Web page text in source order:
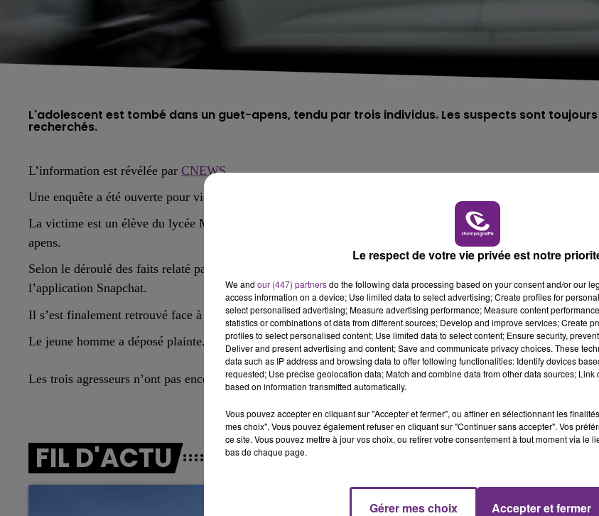
5h00 - 6h00
LE BEST OF DE LA FAMILLE
CHAMPAGNE FM
6h00 - 10h00
LA FAMILLE
L'adolescent est tombé dans un guet-apens, tendu par trois individus. Les suspects sont toujours
recherchés.
L’information est révélée par CNEWS.
Une enquête a été ouverte pour violences sur mineur en raison de son orientation sexuelle.
La victime est un élève du lycée Marc-Chagall de Reims, qui aurait subi une agression homophobe lors d’un
apens.
Selon le déroulé des faits relaté par la chaîne, l’adolescent de 16 ans avait fixé un rendez-vous avec une
l’application Snapchat.
Il s’est finalement retrouvé face à t
rois individusqui l’ont agressé et ont tenu desproposhomophobes.
Le jeune homme a déposé plainte.
Les trois agresseurs n’ont pas encore été interpellés, ni identifiés.
FIL D'ACTU
6h00 - 10h00
LE TICKET DE CAISSE
Le respect de votre vie privée est notre
We and our (447) partnersdo the following data processing based on your consent and/or our
access information on a device; Use limited data to select advertising; Create profiles for
select personalised advertising; Measure advertising performance; Measure content
statistics or combinations of data from different sources; Develop and improve services; Create
profiles to select personalised content; Use limited data to select content; Ensure security,
Deliver and present advertising and content; Save and communicate privacy choices. These
data such as IP address and browsing data to offer following functionalities: Identify devices
requested; Use precise geolocation data; Match and combine data from other data sources;
based on information transmitted automatically.
Vous pouvez accepter en cliquant sur "Accepter et fermer", ou affiner en sélectionnant les
mes choix". Vous pouvez également refuser en cliquant sur "Continuer sans accepter". Vos
ce site. Vous pouvez mettre à jour vos choix, ou retirer votre consentement à tout moment via le
bas de chaque page.
Gérer mes choix Accepter et fermer